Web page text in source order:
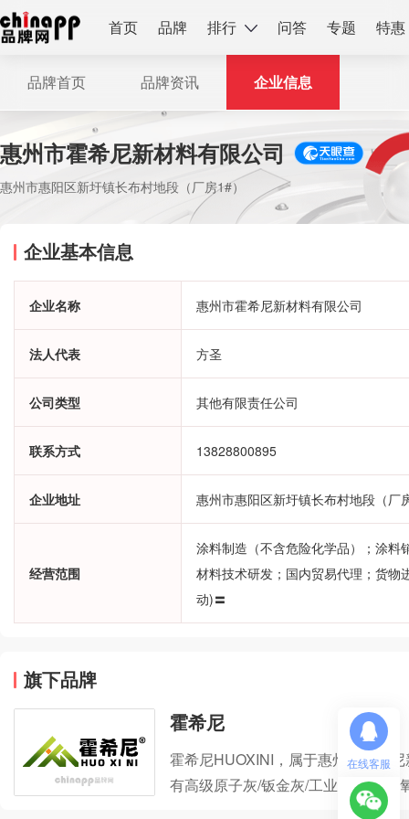
首页 品牌 排行 问答 专题 特惠
品牌首页 品牌资讯 企业信息
惠州市霍希尼新材料有限公司
惠州市惠阳区新圩镇长布村地段（厂房1#）
企业基本信息
企业名称 惠州市霍希尼新材料有限公司
法人代表 方圣
公司类型 其他有限责任公司
联系方式 13828800895
企业地址 惠州市惠阳区新圩镇长布村地段（厂
经营范围
涂料制造（不含危险化学品）；涂料
材料技术研发；国内贸易代理；货物
动)〓
旗下品牌
霍希尼
霍希尼HUOXINI，属于惠州市霍希
有高级原子灰/钣金灰/工业原子灰/
漆的生产商，集原子灰研发、生产
在线客服